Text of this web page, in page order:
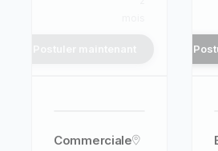
Commerciale